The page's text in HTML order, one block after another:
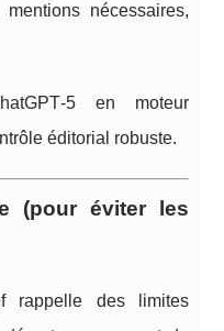
nécessaires,
en moteur
éditorial robuste.
(pour éviter les
rappelle des limites